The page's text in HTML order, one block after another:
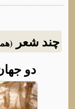
چند شعر
دو